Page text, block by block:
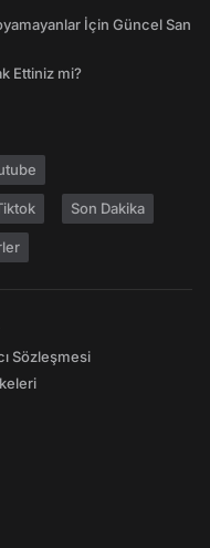
İçin Güncel San
Ettiniz mi?
Son Dakika
Sözleşmesi